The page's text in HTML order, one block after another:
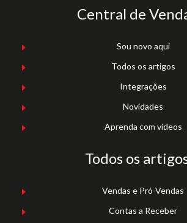
Central de
Sou novo aqui
Todos os artigos
Integrações
Novidades
Aprenda com vídeos
Todos os
Vendas e Pró-Vendas
Contas a Receber